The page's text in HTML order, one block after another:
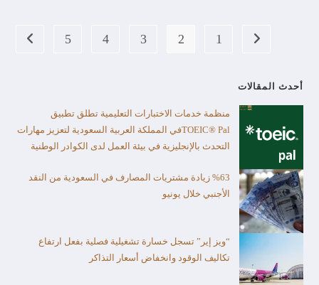
1
2
3
4
5
أحدث المقالات
منظمة خدمات الاختبارات التعليمية تطلق تطبيق
TOEIC® Palفي المملكة العربية السعودية لتعزيز مهارات
التحدث بالإنجليزية في بيئة العمل لدى الكوادر الوطنية
%63 زيادة مشتريات المصارف في السعودية من النقد
الأجنبي خلال يونيو
“ويز إير” تسجل خسارة تشغيلية فصلية بفعل ارتفاع
تكاليف الوقود وانخفاض أسعار التذاكر